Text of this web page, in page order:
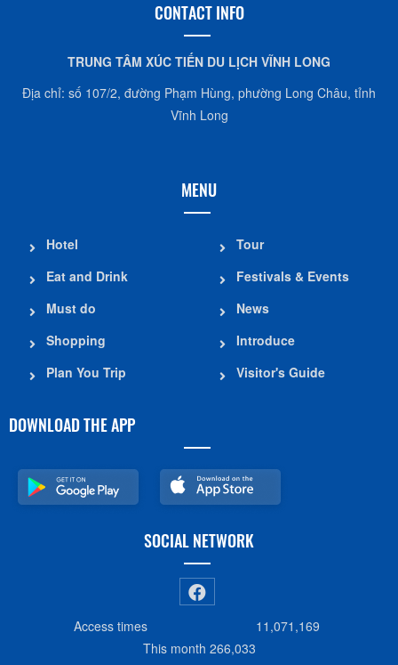
CONTACT INFO
TRUNG TÂM XÚC TIẾN DU LỊCH VĨNH LONG
Địa chỉ: số 107/2, đường Phạm Hùng, phường Long Châu, tỉnh
Vĩnh Long
MENU
Hotel
Eat and Drink
Must do
Shopping
Plan You Trip
Tour
Festivals & Events
News
Introduce
Visitor's Guide
DOWNLOAD THE APP
SOCIAL NETWORK
Access times
11,071,169
This month 266,033